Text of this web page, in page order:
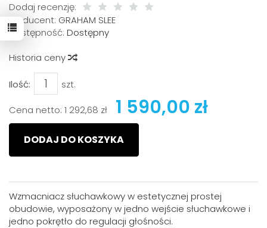
Dodaj recenzję:
Producent: GRAHAM SLEE
Dostępność: Dostępny
Historia ceny
Ilość: szt.
Cena netto: 1 292,68 zł 1 590,00 zł
DODAJ DO KOSZYKA
Wzmacniacz słuchawkowy w estetycznej prostej
obudowie, wyposażony w jedno wejście słuchawkowe i
jedno pokrętło do regulacji głośności.